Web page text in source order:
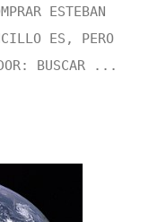
ESTEBAN
ES, PERO
BUSCAR ...